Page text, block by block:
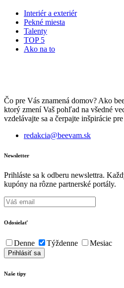
Interiér a exteriér
Pekné miesta
Talenty
TOP 5
Ako na to
Čo pre Vás znamená domov? Ako
ktorý zmení Vaš pohľad na všedné
vzdelávajte sa a čerpajte inšpirácie
redakcia@beevam.sk
Newsletter
Prihláste sa k odberu newslettra.
kupóny na rôzne partnerské portály.
Odosielať
Denne Týždenne Mesiac
Naše tipy